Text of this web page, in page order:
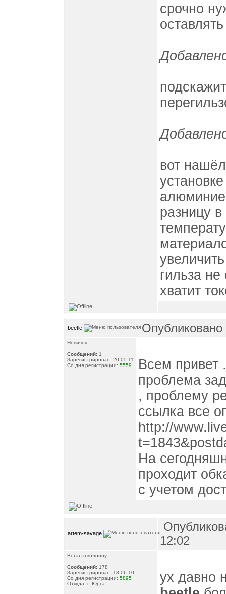
срочно
вот
разницу
гильза
хватит
beetle Опубликовано
Новичок
Сообщений: 1
Зарегистрирован: 20.05.11
Со дня регистрации: 5559
Всем привет
проблема
, проблему
ссылка все
http://
На
проходит
с учетом
artem-savage
12:02
Встал в колонну
Сообщений: 178
Зарегистрирован: 18.06.10
Со дня регистрации: 5895
Откуда: г. Юрга
ух давно